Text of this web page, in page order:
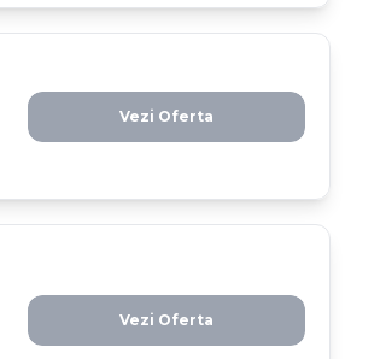
Vezi Oferta
Vezi Oferta